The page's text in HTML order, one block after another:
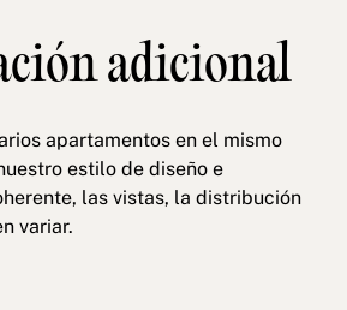
adicional
apartamentos en el mismo
estilo de diseño e
las vistas, la distribución
variar.